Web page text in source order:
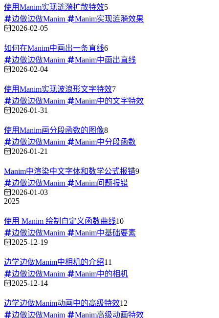
使用Manim实现涟漪扩散特效5
边做边做Manim
Manim实现涟漪效果
2026-02-05
如何在Manim中画出一条直线6
边做边做Manim
Manim中画出直线
2026-02-04
使用Manim实现波浪形文字特效7
边做边做Manim
Manim中的文字特效
2026-01-31
使用Manim画分段函数的图像8
边做边做Manim
Manim中分段函数
2026-01-21
Manim中渲染中文字体和数学公式报错9
边做边做Manim
Manim问题报错
2026-01-03
2025
使用 Manim 绘制自定义函数曲线10
边做边做Manim
Manim中基础要素
2025-12-19
边学边做Manim中相机的介绍11
边做边做Manim
Manim中的相机
2025-12-14
边学边做Manim动画中的高级特效12
边做边做Manim
Manim高级动画特效